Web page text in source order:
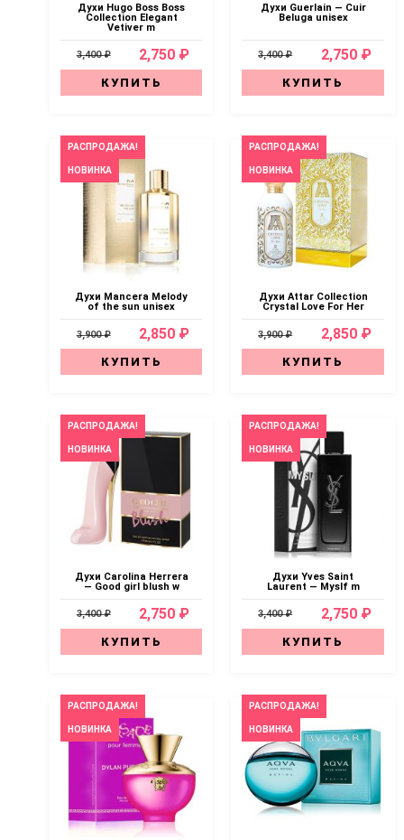
Духи Hugo Boss Boss
Collection Elegant
Vetiver m
3,400 ₽ 2,750 ₽
КУПИТЬ
Духи Guerlain — Cuir
Beluga unisex
3,400 ₽ 2,750 ₽
КУПИТЬ
РАСПРОДАЖА!
НОВИНКА
Духи Mancera Melody
of the sun unisex
3,900 ₽ 2,850 ₽
КУПИТЬ
РАСПРОДАЖА!
НОВИНКА
Духи Attar Collection
Crystal Love For Her
3,900 ₽ 2,850 ₽
КУПИТЬ
РАСПРОДАЖА!
НОВИНКА
Духи Carolina Herrera
— Good girl blush w
3,400 ₽ 2,750 ₽
КУПИТЬ
РАСПРОДАЖА!
НОВИНКА
Духи Yves Saint
Laurent — Myslf m
3,400 ₽ 2,750 ₽
КУПИТЬ
РАСПРОДАЖА!
НОВИНКА
РАСПРОДАЖА!
НОВИНКА